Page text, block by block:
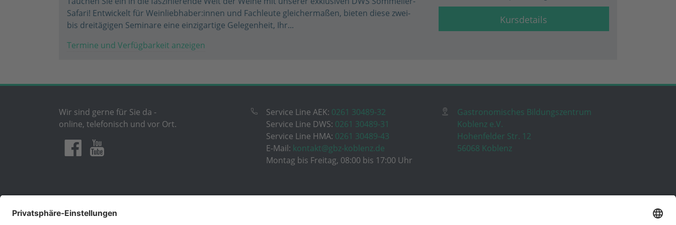
Safari! Entwickelt für Weinliebhaber:innen und Fachleute gleichermaßen, bieten diese zwei-
bis dreitägigen Seminare eine einzigartige Gelegenheit, Ihr...
Kursdetails
Termine und Verfügbarkeit anzeigen
Wir sind gerne für Sie da -
online, telefonisch und vor Ort.
Service Line AEK: 0261 30489-32
Service Line DWS: 0261 30489-31
Service Line HMA: 0261 30489-43
E-Mail: kontakt@gbz-koblenz.de
Montag bis Freitag, 08:00 bis 17:00 Uhr
Gastronomisches Bildungszentrum
Koblenz e.V.
Hohenfelder Str. 12
56068 Koblenz